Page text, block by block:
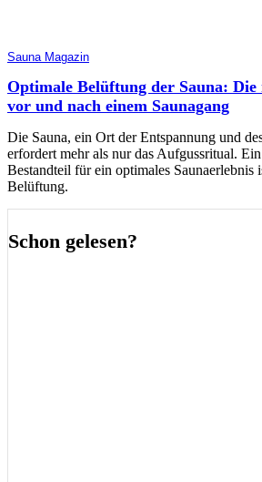
Sauna Magazin
Optimale Belüftung der Sauna:
vor und nach einem Saunagang
Die Sauna, ein Ort der Entspannung und
erfordert mehr als nur das Aufgussritual.
Bestandteil für ein optimales Saunaerlebnis
Belüftung.
Schon gelesen?